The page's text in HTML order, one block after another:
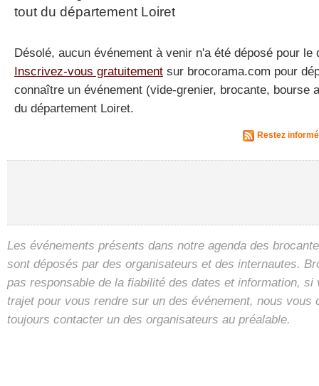
tout du département Loiret
Désolé, aucun événement à venir n'a été déposé pour le
Inscrivez-vous gratuitement sur brocorama.com pour
connaître un événement (vide-grenier, brocante, bourse
du département Loiret.
Restez
Les événements présents dans notre agenda des
sont déposés par des organisateurs et des internautes.
pas responsable de la fiabilité des dates et information, si
trajet pour vous rendre sur un des événement, nous vous
toujours contacter un des organisateurs au préalable.